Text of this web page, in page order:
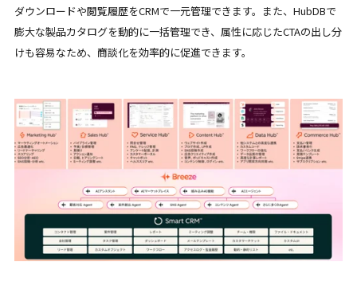
ダウンロードや閲覧履歴をCRMで一元管理できます。また、HubDBで
膨大な製品カタログを動的に一括管理でき、属性に応じたCTAの出し分
けも容易なため、商談化を効率的に促進できます。